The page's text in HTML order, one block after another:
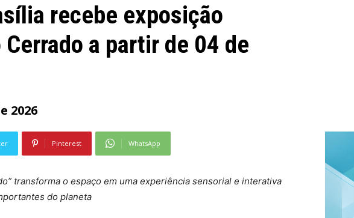
recebe exposição
a partir de 04 de
2026
Pinterest WhatsApp
transforma o espaço em uma experiência sensorial e interativa
do planeta